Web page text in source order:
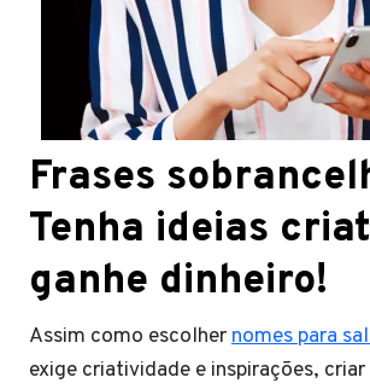
Frases
Tenha ideias
ganhe dinheiro!
Assim como escolhernomes para
exige criatividade e inspirações,